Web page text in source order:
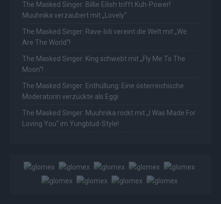
The Masked Singer: Billie Eilish trifft Kuh-Power!
Muuhnika verzaubert mit „Lovely“
The Masked Singer: Rave-Ioli vereint die Welt mit „We
Are The World“!
The Masked Singer: King schwebt mit „Fly Me To The
Moon“!
The Masked Singer: Enthüllung: Eine österreichische
Moderatorin verzückte als Eggi
The Masked Singer: Muuhnika rockt mit „I Was Made For
Loving You“ im Yungblud-Style!